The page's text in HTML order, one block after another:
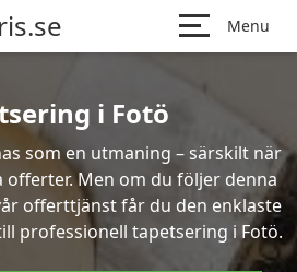
Menu
i Fotö
som en utmaning – särskilt när
Men om du följer denna
offerttjänst får du den enklaste
professionell tapetsering i Fotö.